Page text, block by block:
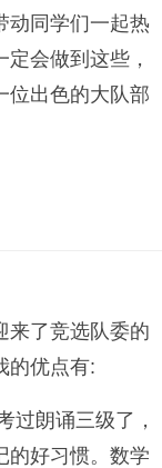
动同学们一起热
会做到这些，
位出色的大队部
来了竞选队委的
的优点有:
过朗诵三级了，
的好习惯。数学